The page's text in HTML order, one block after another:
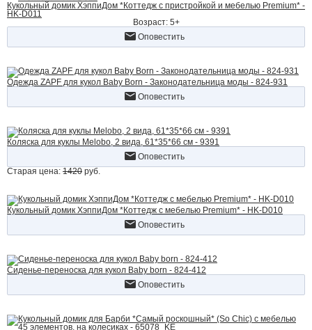
Кукольный домик ХэппиДом *Коттедж с пристройкой и мебелью Premium* -
HK-D011
Возраст: 5+
Оповестить
Одежда ZAPF для кукол Baby Born - Законодательница моды - 824-931
Оповестить
Коляска для куклы Melobo, 2 вида, 61*35*66 см - 9391
Оповестить
Старая цена: 1420 руб.
Кукольный домик ХэппиДом *Коттедж с мебелью Premium* - HK-D010
Оповестить
Сиденье-переноска для кукол Baby born - 824-412
Оповестить